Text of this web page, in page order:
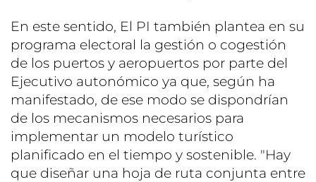
En este sentido, El PI también plantea en su
programa electoral la gestión o cogestión
de los puertos y aeropuertos por parte del
Ejecutivo autonómico ya que, según ha
manifestado, de ese modo se dispondrían
de los mecanismos necesarios para
implementar un modelo turístico
planificado en el tiempo y sostenible. "Hay
que diseñar una hoja de ruta conjunta entre